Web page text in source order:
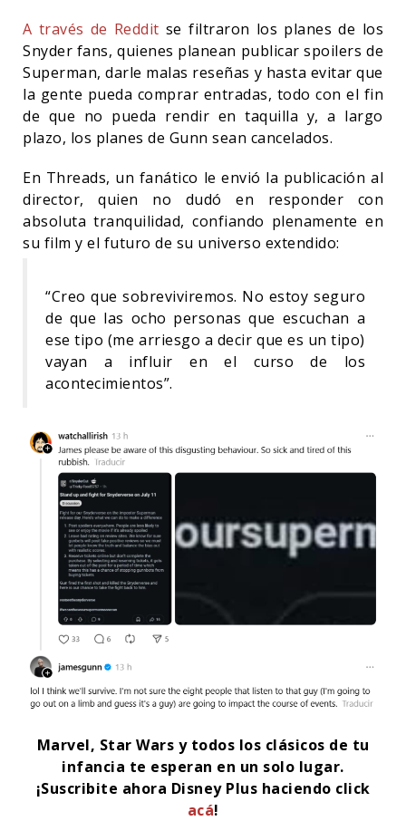
A través de Reddit se filtraron los planes de los
Snyder fans, quienes planean publicar spoilers de
Superman, darle malas reseñas y hasta evitar que
la gente pueda comprar entradas, todo con el fin
de que no pueda rendir en taquilla y, a largo
plazo, los planes de Gunn sean cancelados.
En Threads, un fanático le envió la publicación al
director, quien no dudó en responder con
absoluta tranquilidad, confiando plenamente en
su film y el futuro de su universo extendido:
“Creo que sobreviviremos. No estoy seguro
de que las ocho personas que escuchan a
ese tipo (me arriesgo a decir que es un tipo)
vayan a influir en el curso de los
acontecimientos”.
Marvel, Star Wars y todos los clásicos de tu
infancia te esperan en un solo lugar.
¡Suscribite ahora Disney Plus haciendo click
acá!